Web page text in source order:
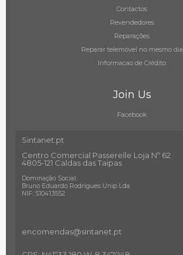
Contactos
Revendedores
Reparações
Reparar telemóvel no mesmo dia
Informacao de Crédito
Join Us
Facebook
Sintanet.pt
Centro Comercial Passerelle Loja Nº 62
4805-121 Caldas das Taipas
Dominação Social:
Bruno Eduardo Rodrigues Unip Lda
NIF: 510413552
encomendas@sintanet .pt